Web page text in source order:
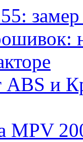
ABS и
MPV